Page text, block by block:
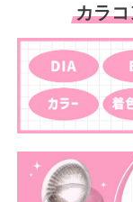
カラ